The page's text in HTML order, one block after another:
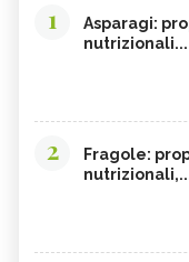
1
Asparagi:
nutrizionali...
2
Fragole: